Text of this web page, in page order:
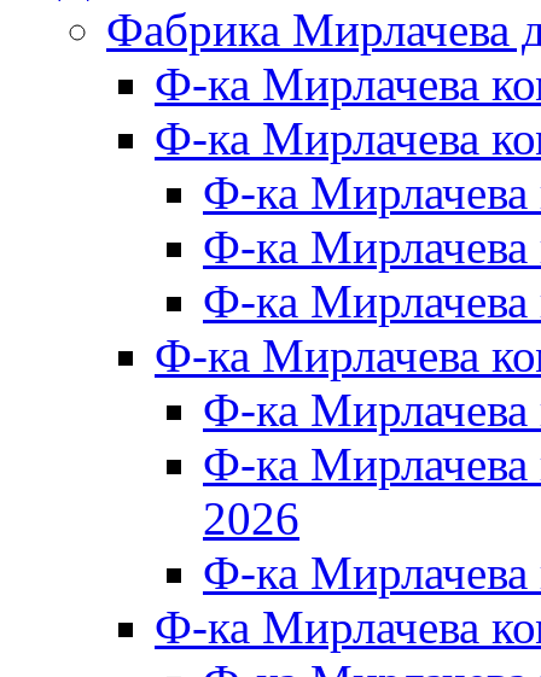
Фабрика Мирлачева
Ф-ка Мирлачева
Ф-ка Мирлачева
Ф-ка
Ф-ка Мирлачева
Ф-ка Мирлачева
Ф-ка Мирлачева
Ф-ка
Ф-ка
2026
Ф-ка
Ф-ка Мирлачева